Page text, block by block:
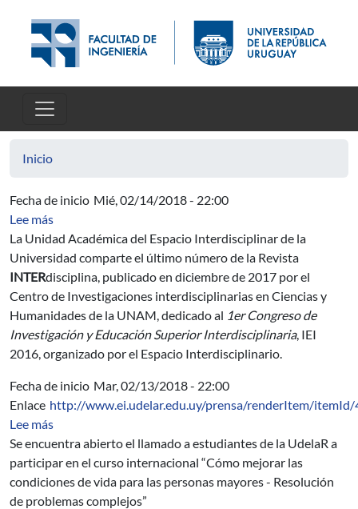
Inicio
Fecha de inicio Mié, 02/14/2018 - 22:00
Lee mássobre Revista INTERdisciplina: llamado a ponencias
La Unidad Académica del Espacio Interdisciplinar de la
Universidad comparte el último número de la Revista
INTERdisciplina, publicado en diciembre de 2017 por el
Centro de Investigaciones interdisciplinarias en Ciencias y
Humanidades de la UNAM, dedicado al 1er Congreso de
Investigación y Educación Superior Interdisciplinaria, IEI
2016, organizado por el Espacio Interdisciplinario.
Fecha de inicio Mar, 02/13/2018 - 22:00
Enlace http://www.ei.udelar.edu.uy/prensa/renderItem/
Lee mássobre Becas estudiantiles para cursar en Chile
Se encuentra abierto el llamado a estudiantes de la UdelaR a
participar en el curso internacional “Cómo mejorar las
condiciones de vida para las personas mayores - Resolución
de problemas complejos”